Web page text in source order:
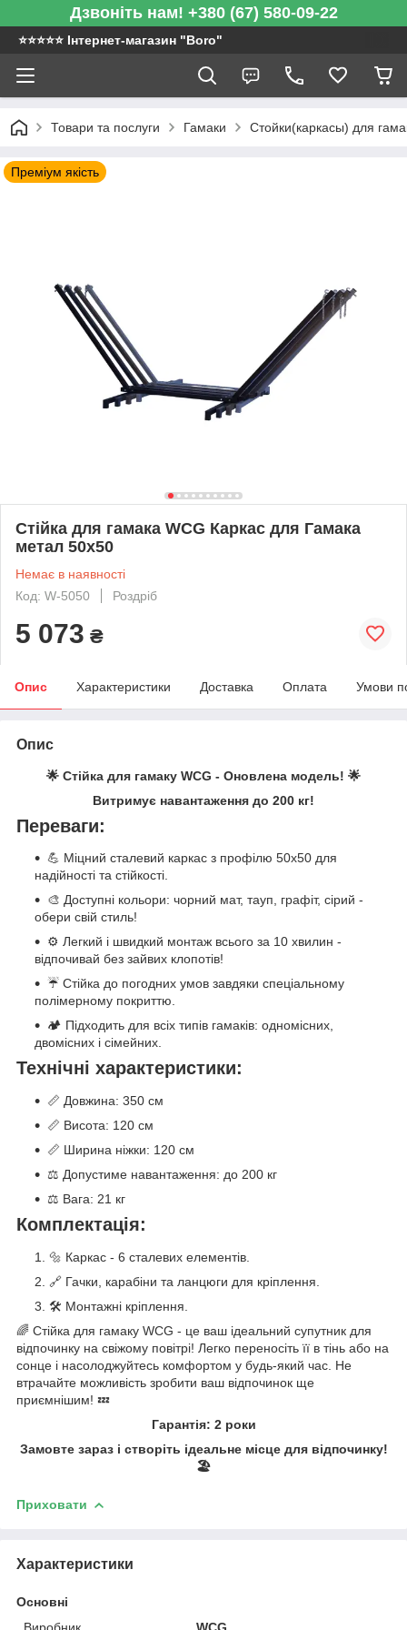
Дзвоніть нам! +380 (67) 580-09-22
⭐️⭐️⭐️⭐️⭐️ Інтернет-магазин "Boro"
Товари та послуги Гамаки Стойки(каркасы) для
Преміум якість
Стійка для гамака WCG Каркас для Гамака
метал 50х50
Немає в наявності
Код: W-5050
Роздріб
5 073 ₴
Опис Характеристики Доставка Оплата Умови
Опис
🌟 Стійка для гамаку WCG - Оновлена модель! 🌟
Витримує навантаження до 200 кг!
Переваги:
💪 Міцний сталевий каркас з профілю 50х50 для
надійності та стійкості.
🎨 Доступні кольори: чорний мат, тауп, графіт, сірий -
обери свій стиль!
⚙️ Легкий і швидкий монтаж всього за 10 хвилин -
відпочивай без зайвих клопотів!
☔ Стійка до погодних умов завдяки спеціальному
полімерному покриттю.
🏕️ Підходить для всіх типів гамаків: одномісних,
двомісних і сімейних.
Технічні характеристики:
📏 Довжина: 350 см
📏 Висота: 120 см
📏 Ширина ніжки: 120 см
⚖️ Допустиме навантаження: до 200 кг
⚖️ Вага: 21 кг
Комплектація:
🔩 Каркас - 6 сталевих елементів.
🔗 Гачки, карабіни та ланцюги для кріплення.
🛠️ Монтажні кріплення.
🌈 Стійка для гамаку WCG - це ваш ідеальний супутник для
відпочинку на свіжому повітрі! Легко переносіть її в тінь або на
сонце і насолоджуйтесь комфортом у будь-який час. Не
втрачайте можливість зробити ваш відпочинок ще
приємнішим! 💤
Гарантія: 2 роки
Замовте зараз і створіть ідеальне місце для відпочинку!
🏖️
Приховати
Характеристики
Основні
Виробник
WCG